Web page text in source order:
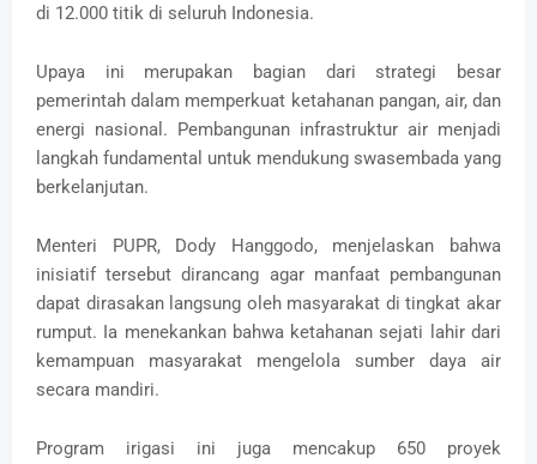
di 12.000 titik di seluruh Indonesia.
Upaya ini merupakan bagian dari strategi besar
pemerintah dalam memperkuat ketahanan pangan, air, dan
energi nasional. Pembangunan infrastruktur air menjadi
langkah fundamental untuk mendukung swasembada yang
berkelanjutan.
Menteri PUPR, Dody Hanggodo, menjelaskan bahwa
inisiatif tersebut dirancang agar manfaat pembangunan
dapat dirasakan langsung oleh masyarakat di tingkat akar
rumput. Ia menekankan bahwa ketahanan sejati lahir dari
kemampuan masyarakat mengelola sumber daya air
secara mandiri.
Program irigasi ini juga mencakup 650 proyek